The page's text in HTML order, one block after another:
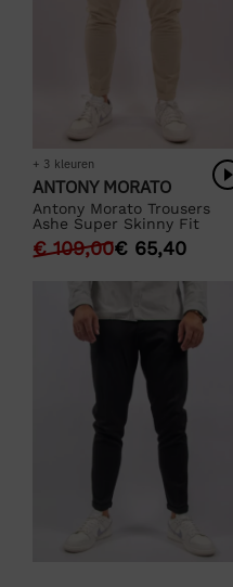
+ 3 kleuren
ANTONY MORATO
Antony Morato Trousers
Ashe Super Skinny Fit
€109,00€ 65,40